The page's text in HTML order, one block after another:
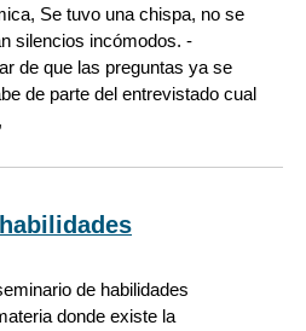
Se tuvo una chispa, no se
silencios incómodos. -
de que las preguntas ya se
de parte del entrevistado cual
de habilidades
donde existe la